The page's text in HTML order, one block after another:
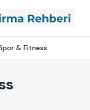
& Fitness